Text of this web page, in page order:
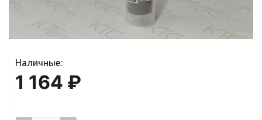
Наличные:
1 164 ₽